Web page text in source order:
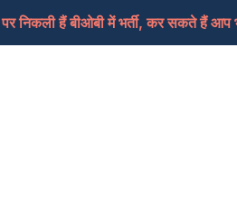
हैं बीओबी में भर्ती, कर सकते हैं आप
दिन होगा शुभ, हो सकता हैं आर्थिक